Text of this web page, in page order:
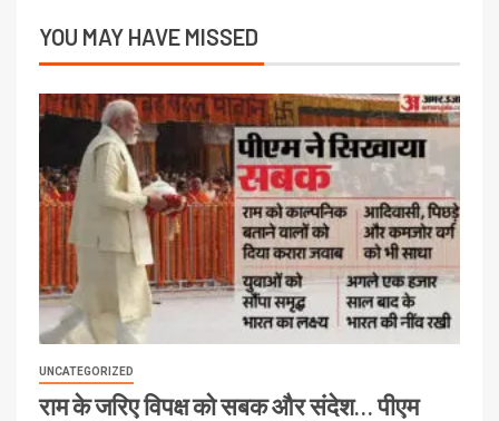
YOU MAY HAVE MISSED
UNCATEGORIZED
राम के जरिए विपक्ष को सबक और संदेश… पीएम